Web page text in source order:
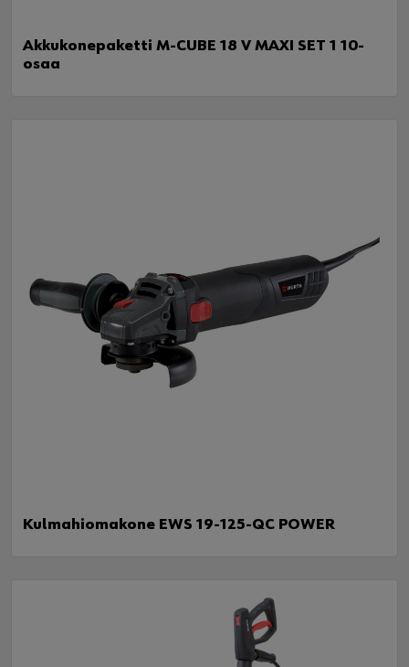
Akkukonepaketti M-CUBE 18 V MAXI SET 1 10-
osaa
Kulmahiomakone EWS 19-125-QC POWER